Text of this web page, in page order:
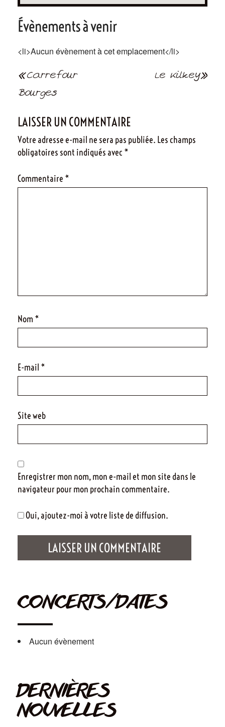
Évènements à venir
<li>Aucun évènement à cet emplacement</li>
Navigation
de
Carrefour
Bourges
Le Kilkey
LAISSER UN COMMENTAIRE
Votre adresse e-mail ne sera pas publiée. Les champs
obligatoires sont indiqués avec *
Commentaire *
Nom *
E-mail *
Site web
Enregistrer mon nom, mon e-mail et mon site dans le
navigateur pour mon prochain commentaire.
Oui, ajoutez-moi à votre liste de diffusion.
CONCERTS/DATES
Aucun évènement
DERNIÈRES
NOUVELLES